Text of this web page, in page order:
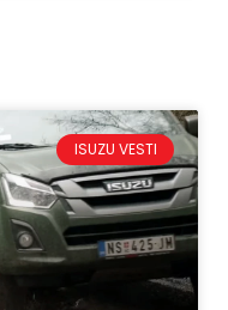
ISUZU VESTI